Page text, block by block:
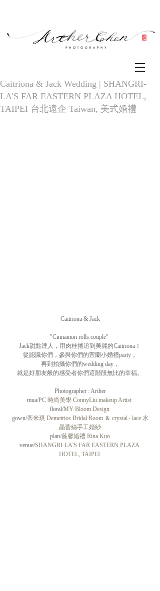
Caitriona & Jack Wedding | SHANGRI-
LA'S FAR EASTERN PLAZA HOTEL,
TAIPEI 台北遠企 Taiwan, 美式婚禮
Caitriona & Jack
"Cinnamon rolls couple"
Jack甜點達人，用肉桂捲追到美麗的Caitriona！
從認識你們，參與你們的宜蘭小婚禮party，
再到拍攝你們的wedding day，
就是好朋友般的感受者你們這階段無比的幸福。
Photographer : Arther
mua/PC 時尚美學 ConnyLiu makeup Artist
floral/MY Bloom Design
gown/蒂米琪 Demetrios Bridal Room ＆ crystal ‧ lace 水
晶蕾絲手工婚紗
plan/薇馨婚禮 Rina Kuo
venue/SHANGRI-LA'S FAR EASTERN PLAZA
HOTEL, TAIPEI